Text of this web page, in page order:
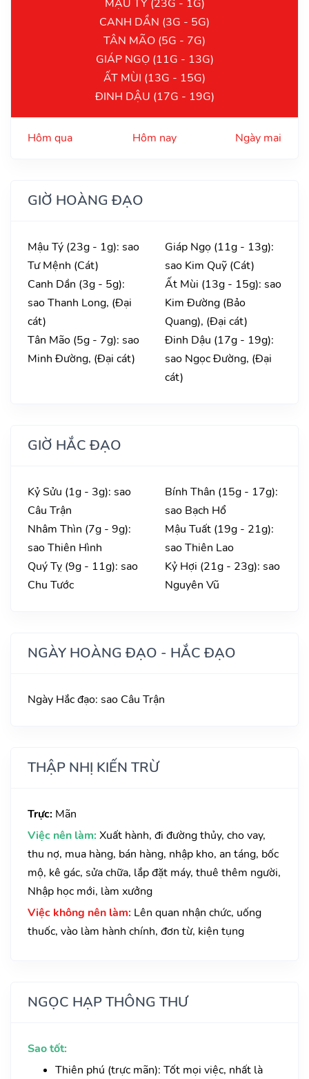
MẬU TÝ (23G - 1G)
CANH DẦN (3G - 5G)
TÂN MÃO (5G - 7G)
GIÁP NGỌ (11G - 13G)
ẤT MÙI (13G - 15G)
ĐINH DẬU (17G - 19G)
Hôm qua Hôm nay Ngày mai
GIỜ HOÀNG ĐẠO
Mậu Tý (23g - 1g): sao
Tư Mệnh (Cát)
Canh Dần (3g - 5g):
sao Thanh Long, (Đại
cát)
Tân Mão (5g - 7g): sao
Minh Đường, (Đại cát)
Giáp Ngọ (11g - 13g):
sao Kim Quỹ (Cát)
Ất Mùi (13g - 15g): sao
Kim Đường (Bảo
Quang), (Đại cát)
Đinh Dậu (17g - 19g):
sao Ngọc Đường, (Đại
cát)
GIỜ HẮC ĐẠO
Kỷ Sửu (1g - 3g): sao
Câu Trận
Nhâm Thìn (7g - 9g):
sao Thiên Hình
Quý Tỵ (9g - 11g): sao
Chu Tước
Bính Thân (15g - 17g):
sao Bạch Hổ
Mậu Tuất (19g - 21g):
sao Thiên Lao
Kỷ Hợi (21g - 23g): sao
Nguyên Vũ
NGÀY HOÀNG ĐẠO - HẮC ĐẠO
Ngày Hắc đạo: sao Câu Trận
THẬP NHỊ KIẾN TRỪ
Trực: Mãn
Việc nên làm: Xuất hành, đi đường thủy, cho vay,
thu nợ, mua hàng, bán hàng, nhập kho, an táng, bốc
mộ, kê gác, sửa chữa, lắp đặt máy, thuê thêm người,
Nhập học mới, làm xưởng
Việc không nên làm: Lên quan nhận chức, uống
thuốc, vào làm hành chính, đơn từ, kiện tụng
NGỌC HẠP THÔNG THƯ
Sao tốt:
Thiên phú (trực mãn): Tốt mọi việc, nhất là